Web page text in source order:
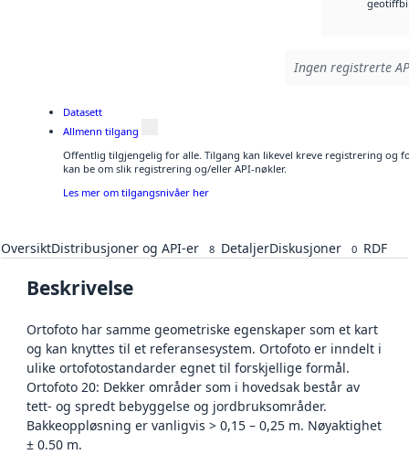
geotiff
Ingen registrerte
Datasett
Allmenn tilgang
Offentlig tilgjengelig for alle. Tilgang kan likevel kreve registrering og
kan be om slik registrering og/eller API-nøkler.
Les mer om tilgangsnivåer her
OversiktDistribusjoner og API-er 8 DetaljerDiskusjoner 0 RDF
Beskrivelse
Ortofoto har samme geometriske egenskaper som et kart
og kan knyttes til et referansesystem. Ortofoto er inndelt i
ulike ortofotostandarder egnet til forskjellige formål.
Ortofoto 20: Dekker områder som i hovedsak består av
tett- og spredt bebyggelse og jordbruksområder.
Bakkeoppløsning er vanligvis > 0,15 – 0,25 m. Nøyaktighet
± 0.50 m.